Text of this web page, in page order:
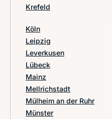
Krefeld
Köln
Leipzig
Leverkusen
Lübeck
Mainz
Mellrichstadt
Mülheim an der Ruhr
Münster